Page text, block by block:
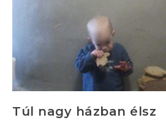
Túl nagy házban élsz